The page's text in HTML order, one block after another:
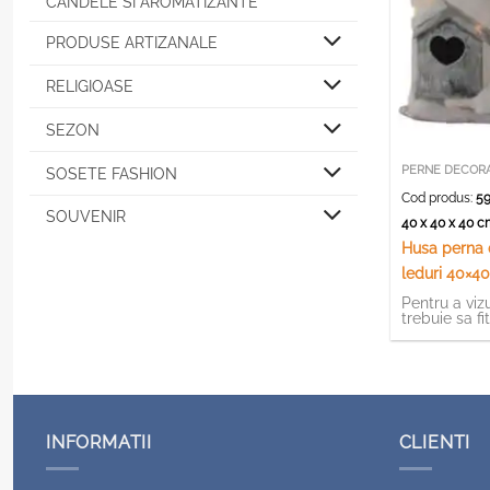
PRODUSE ARTIZANALE
RELIGIOASE
SEZON
SOSETE FASHION
SOUVENIR
PERNE
Cod produs:
40 x 40 x 40
Husa perna
leduri
Pentru a
trebuie sa
INFORMATII CLIENTI